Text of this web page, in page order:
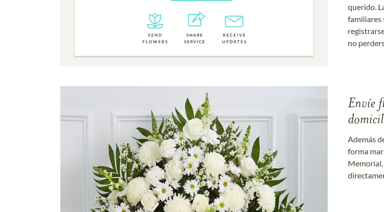
querido.
familiares
no
Envíe
Además
forma